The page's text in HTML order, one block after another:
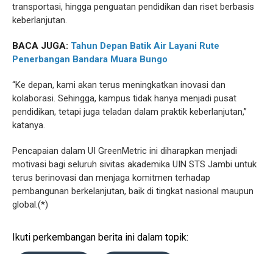
transportasi, hingga penguatan pendidikan dan riset berbasis
keberlanjutan.
BACA JUGA: Tahun Depan Batik Air Layani Rute
Penerbangan Bandara Muara Bungo
“Ke depan, kami akan terus meningkatkan inovasi dan
kolaborasi. Sehingga, kampus tidak hanya menjadi pusat
pendidikan, tetapi juga teladan dalam praktik keberlanjutan,”
katanya.
Pencapaian dalam UI GreenMetric ini diharapkan menjadi
motivasi bagi seluruh sivitas akademika UIN STS Jambi untuk
terus berinovasi dan menjaga komitmen terhadap
pembangunan berkelanjutan, baik di tingkat nasional maupun
global.(*)
Ikuti perkembangan berita ini dalam topik: